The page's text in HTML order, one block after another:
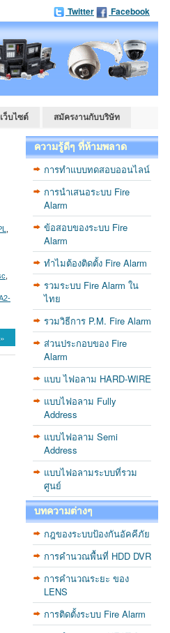
Twitter Facebook
ว็บไซต์ สมัครงานกับบริษัท
ความรู้ดีๆ ที่ห้ามพลาด
การทำแบบทดสอบออนไลน์
การนำเสนอระบบ Fire
Alarm
ข้อสอบของระบบ Fire
Alarm
ทำไมต้องติดตั้ง Fire Alarm
รวมระบบ Fire Alarm ใน
ไทย
รวมวิธีการ P.M. Fire Alarm
ส่วนประกอบของ Fire
Alarm
แบบ ไฟอลาม HARD-WIRE
แบบไฟอลาม Fully
Address
แบบไฟอลาม Semi
Address
แบบไฟอลามระบบที่รวม
ศูนย์
บทความต่างๆ
กฎของระบบป้องกันอัคคีภัย
การคำนวณพื้นที่ HDD DVR
การคำนวณระยะ ของ
LENS
การติดตั้งระบบ Fire Alarm